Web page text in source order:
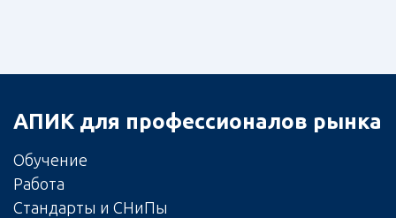
АПИК для профессионалов рынка
Обучение
Работа
Стандарты и СНиПы